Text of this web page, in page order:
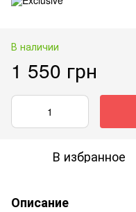
В наличии
1 550 грн
В избранное
Описание